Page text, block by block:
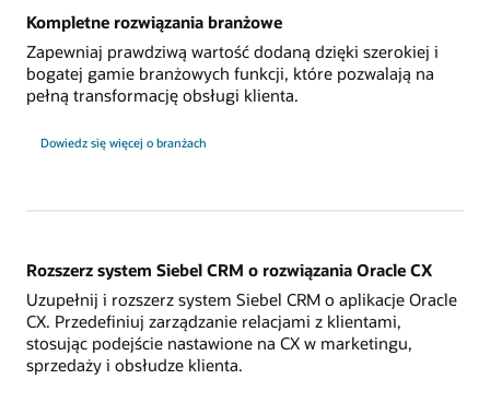
Kompletne rozwiązania branżowe
Zapewniaj prawdziwą wartość dodaną dzięki szerokiej i
bogatej gamie branżowych funkcji, które pozwalają na
pełną transformację obsługi klienta.
Dowiedz się więcej o branżach
Rozszerz system Siebel CRM o rozwiązania Oracle CX
Uzupełnij i rozszerz system Siebel CRM o aplikacje Oracle
CX. Przedefiniuj zarządzanie relacjami z klientami,
stosując podejście nastawione na CX w marketingu,
sprzedaży i obsłudze klienta.